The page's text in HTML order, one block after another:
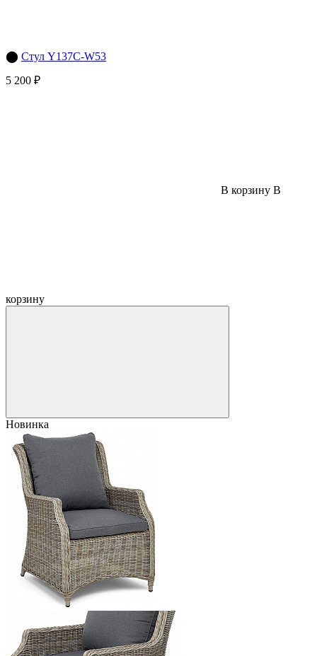
⬤ Стул Y137C-W53
5 200 ₽
В корзину В
корзину
Новинка